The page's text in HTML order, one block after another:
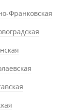
Франковская